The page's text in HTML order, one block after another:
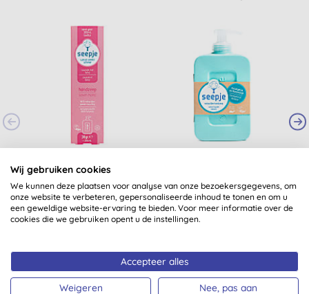
Navulling Lavendel &
Tonka ( 2)
€ 2,99 KOPEN
Rozemarijn
(1)
€ 3,99 KOPEN
Wij gebruiken cookies
We kunnen deze plaatsen voor analyse van onze bezoekersgegevens, om
onze website te verbeteren, gepersonaliseerde inhoud te tonen en om u
een geweldige website-ervaring te bieden. Voor meer informatie over de
cookies die we gebruiken opent u de instellingen.
Accepteer alles
Weigeren Nee, pas aan